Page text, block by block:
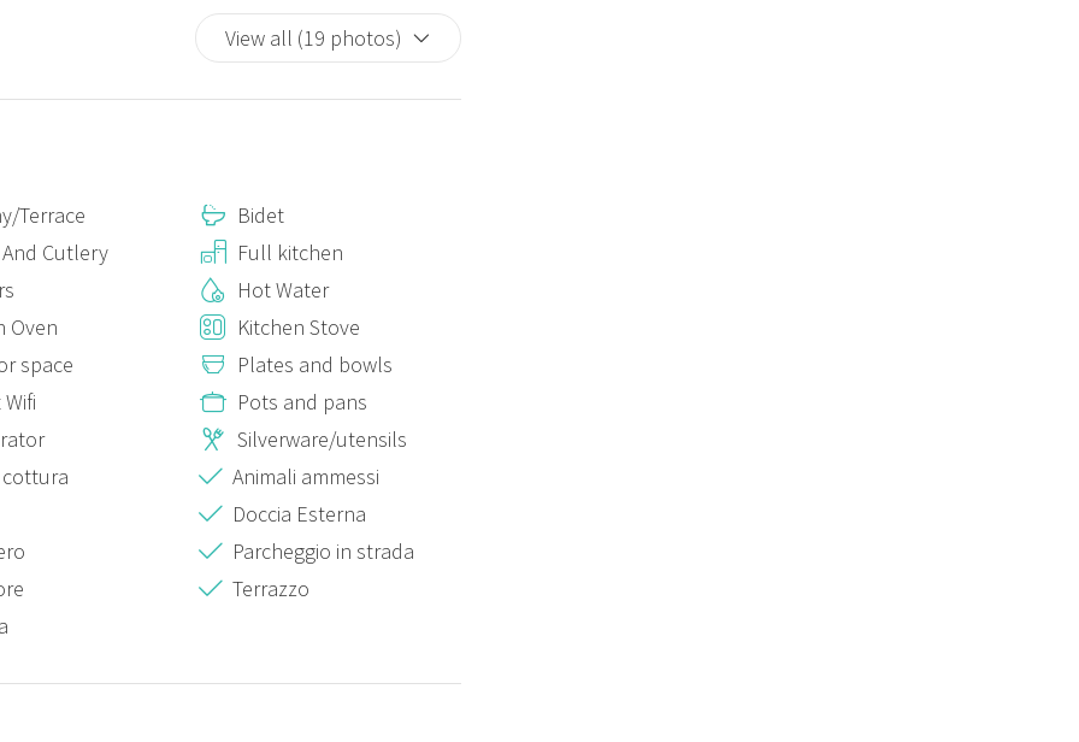
su richiesta con costo aggiuntivo.
come da foto.
View all (19 photos)
Terrace
Bidet
And Cutlery
Full kitchen
Hot Water
Oven
Kitchen Stove
space
Plates and bowls
Pots and pans
Silverware/utensils
Animali ammessi
Doccia Esterna
Parcheggio in strada
Terrazzo